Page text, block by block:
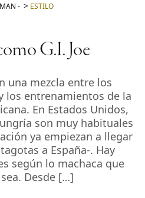
- ESTILO
G.I. Joe
una mezcla entre los
los entrenamientos de la
En Estados Unidos,
son muy habituales
ya empiezan a llegar
a España-. Hay
según lo machaca que
Desde […]